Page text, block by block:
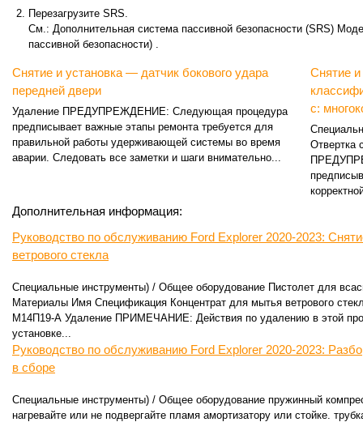
Перезагрузите SRS.
См.: Дополнительная система пассивной безопасности (SRS)
пассивной безопасности) .
Снятие и установка — датчик бокового удара
передней двери
Удаление ПРЕДУПРЕЖДЕНИЕ: Следующая процедура
предписывает важные этапы ремонта требуется для
правильной работы удерживающей системы во время
аварии. Следовать все заметки и шаги внимательно...
Снятие
с:
Отвертка
Дополнительная информация:
Руководство по обслуживанию Ford Explorer 2020-2023:
ветрового стекла
Специальные инструменты) / Общее оборудование Пистолет для
Материалы Имя Спецификация Концентрат для мытья ветрового
М14П19-А Удаление ПРИМЕЧАНИЕ: Действия по удалению в этой
установке...
Руководство по обслуживанию Ford Explorer 2020-2023:
в сборе
Специальные инструменты) / Общее оборудование пружинный
нагревайте или не подвергайте пламя амортизатору или стойке.